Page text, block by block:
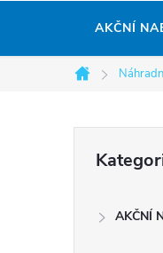
AKČNÍ
Domů
kategorie
AKČNÍ